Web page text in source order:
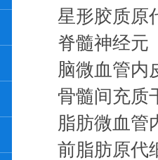
星形胶质原
脊髓神经元
脑微血管内
骨髓间充质
脂肪微血管
前脂肪原代